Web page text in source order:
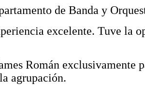
de Banda y
excelente. Tuve la
Román exclusivamente
agrupación.